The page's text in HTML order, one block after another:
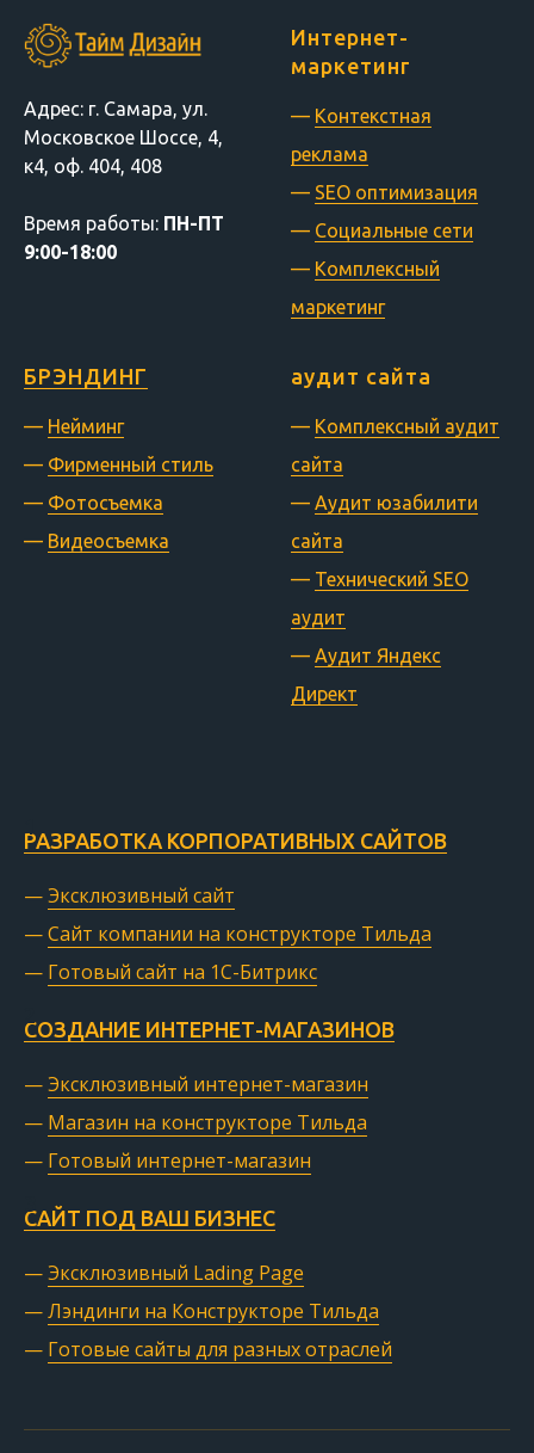
Адрес: г. Самара, ул.
Московское Шоссе, 4,
к4, оф. 404, 408
Время работы: ПН-ПТ
9:00-18:00
Интернет-
маркетинг
— Контекстная
реклама
— SEO оптимизация
— Социальные сети
— Комплексный
маркетинг
БРЭНДИНГ
— Нейминг
— Фирменный стиль
— Фотосъемка
— Видеосъемка
аудит сайта
— Комплексный аудит
сайта
— Аудит юзабилити
сайта
— Технический SEO
аудит
— Аудит Яндекс
Директ
РАЗРАБОТКА КОРПОРАТИВНЫХ САЙТОВ
—Эксклюзивный сайт
—Сайт компании на конструкторе Тильда
— Готовый сайт на 1С-Битрикс
СОЗДАНИЕ ИНТЕРНЕТ-МАГАЗИНОВ
—Эксклюзивный интернет-магазин
— Магазин на конструкторе Тильда
— Готовый интернет-магазин
САЙТ ПОД ВАШ БИЗНЕС
—Эксклюзивный Lading Page
—Лэндинги на Конструкторе Тильда
— Готовые сайты для разных отраслей